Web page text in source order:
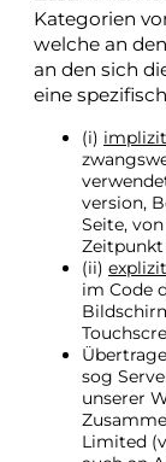
Kategorien
welche an
an den sich
eine
(i)
version,
Seite,
Zeitpunkt
(ii)
im Code
sog
unserer
Limited